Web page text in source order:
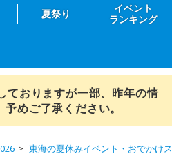
夏祭り
イベント
ランキング
ておりますが一部、昨年の情
めご了承ください。
東海の夏休みイベント・おでかけ